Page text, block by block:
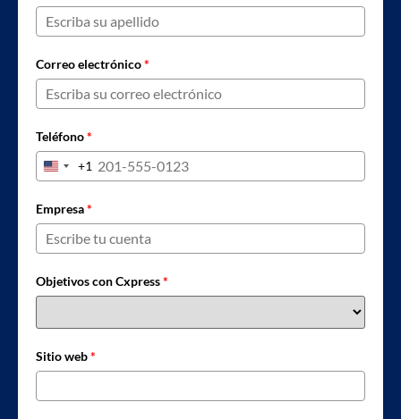
Correo electrónico*
Teléfono*
United States +1
+1
Empresa*
Objetivos con Cxpress*
Sitio web*